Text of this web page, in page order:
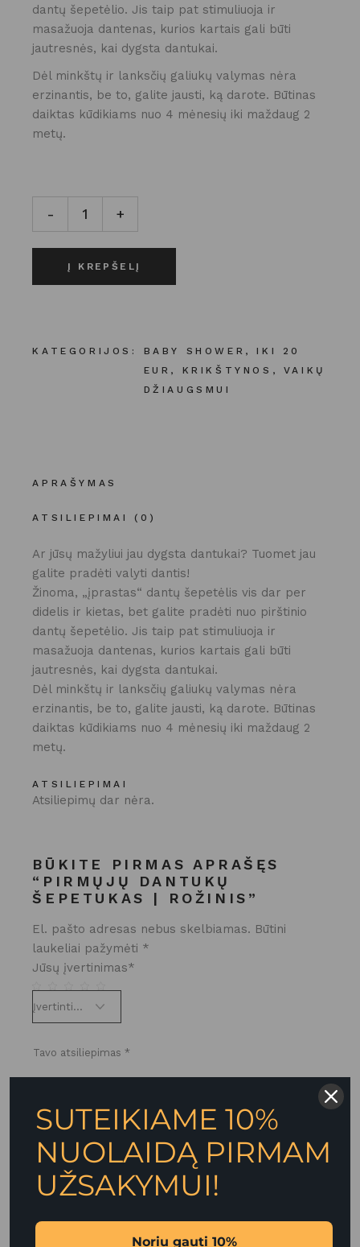
dantų šepetėlio. Jis taip pat stimuliuoja ir
masažuoja dantenas, kurios kartais gali būti
jautresnės, kai dygsta dantukai.
Dėl minkštų ir lanksčių galiukų valymas nėra
erzinantis, be to, galite jausti, ką darote. Būtinas
daiktas kūdikiams nuo 4 mėnesių iki maždaug 2
metų.
PIRMŲJŲ DANTUKŲ ŠEPETUKAS | ROŽINIS kiekis
- +
Į KREPŠELĮ
KATEGORIJOS: BABY SHOWER ,IKI 20
EUR , KRIKŠTYNOS , VAIKŲ
DŽIAUGSMUI
APRAŠYMAS
ATSILIEPIMAI (0)
Ar jūsų mažyliui jau dygsta dantukai? Tuomet jau
galite pradėti valyti dantis!
Žinoma, „įprastas“ dantų šepetėlis vis dar per
didelis ir kietas, bet galite pradėti nuo pirštinio
dantų šepetėlio. Jis taip pat stimuliuoja ir
masažuoja dantenas, kurios kartais gali būti
jautresnės, kai dygsta dantukai.
Dėl minkštų ir lanksčių galiukų valymas nėra
erzinantis, be to, galite jausti, ką darote. Būtinas
daiktas kūdikiams nuo 4 mėnesių iki maždaug 2
metų.
ATSILIEPIMAI
Atsiliepimų dar nėra.
BŪKITE PIRMAS APRAŠĘS
“PIRMŲJŲ DANTUKŲ
ŠEPETUKAS | ROŽINIS”
El. pašto adresas nebus skelbiamas. Būtini
laukeliai pažymėti *
Jūsų įvertinimas*
SUTEIKIAME 10%
NUOLAIDĄ PIRMAM
UŽSAKYMUI!
Noriu gauti 10%